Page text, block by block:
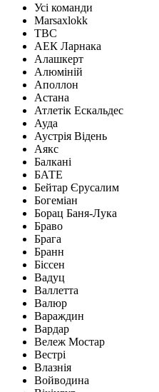
Усі команди
Marsaxlokk
TBC
АЕК Ларнака
Алашкерт
Алюміній
Аполлон
Астана
Атлетік Ескальдес
Ауда
Аустрія Відень
Аякс
Балкані
БАТЕ
Бейтар Єрусалим
Богеміан
Борац Баня-Лука
Браво
Брага
Бранн
Біссен
Вадуц
Валлетта
Валюр
Вараждин
Вардар
Вележ Мостар
Вестрі
Влазнія
Войводина